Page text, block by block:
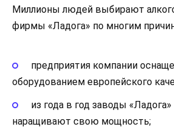
Миллионы людей выбирают
фирмы «Ладога» по многим
предприятия компании
оборудованием европейского
из года в год заводы
наращивают свою мощность;